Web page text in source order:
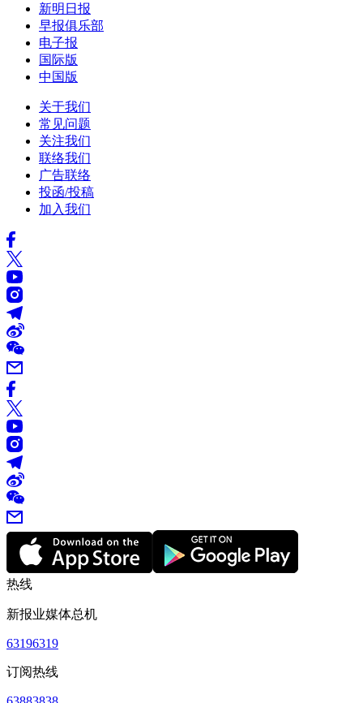
新明日报
早报俱乐部
电子报
国际版
中国版
关于我们
常见问题
关注我们
联络我们
广告联络
投函/投稿
加入我们
热线
新报业媒体总机
63196319
订阅热线